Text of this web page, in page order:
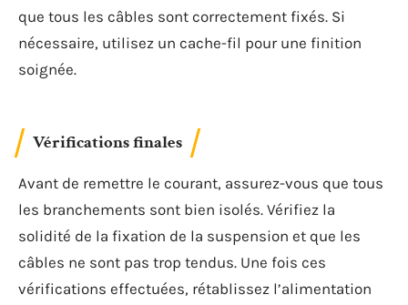
que tous les câbles sont correctement fixés. Si
nécessaire, utilisez un cache-fil pour une finition
soignée.
Vérifications finales
Avant de remettre le courant, assurez-vous que tous
les branchements sont bien isolés. Vérifiez la
solidité de la fixation de la suspension et que les
câbles ne sont pas trop tendus. Une fois ces
vérifications effectuées, rétablissez l’alimentation